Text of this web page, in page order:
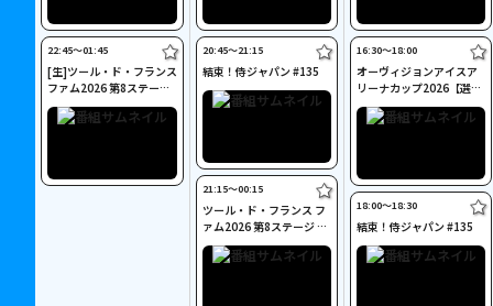
22:45〜01:45
[生]ツール・ド・フランス
ファム2026 第8ステージ
Cycle*
20:45〜21:15
結束！侍ジャパン #135
21:15〜00:15
ツール・ド・フランス フ
ァム2026 第8ステージ Cy
cle*
16:30〜18:00
オーヴィジョンアイスア
リーナカップ2026【選手
権女子シングル】
18:00〜18:30
結束！侍ジャパン #135